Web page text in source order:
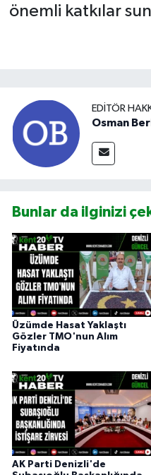
önemli katkılar
EDITÖR
Osman
Bunlar da ilginizi
Üzümde Hasat Yaklaştı
Gözler TMO'nun Alım
Fiyatında
AK Parti Denizli'de